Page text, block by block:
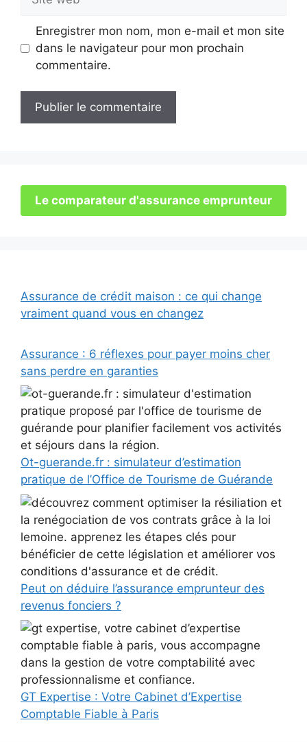
web
Enregistrer mon nom, mon e-mail et mon site
dans le navigateur pour mon prochain
commentaire.
Le comparateur d'assurance emprunteur
Assurance de crédit maison : ce qui change
vraiment quand vous en changez
Assurance : 6 réflexes pour payer moins cher
sans perdre en garanties
Ot-guerande.fr : simulateur d’estimation
pratique de l’Office de Tourisme de Guérande
Peut on déduire l’assurance emprunteur des
revenus fonciers ?
GT Expertise : Votre Cabinet d’Expertise
Comptable Fiable à Paris